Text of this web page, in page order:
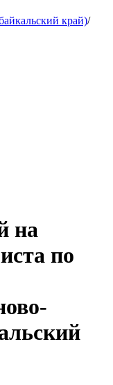
край)/
на
по